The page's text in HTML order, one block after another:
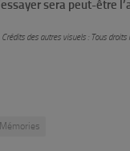
sera peut-être
Crédits des autres visuels : Tous